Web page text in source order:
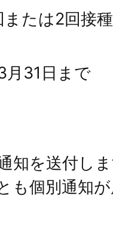
または2回接
月31日まで
知を送付し
も個別通知